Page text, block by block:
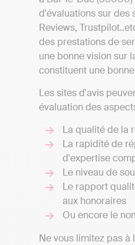
d'évaluations sur des
Reviews,
des prestations de
une bonne vision sur
constituent une
Les sites d'avis
évaluation des
La qualité de la
La rapidité de
d'expertise
Le niveau de
Le rapport
aux honoraires
Ou encore le
Ne vous limitez pas à